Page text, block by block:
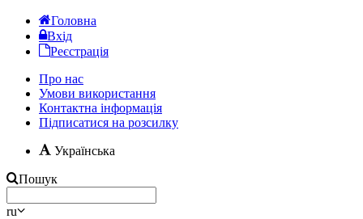
Головна
Вхід
Реєстрація
Про нас
Умови використання
Контактна інформація
Підписатися на розсилку
Українська
Пошук
ru